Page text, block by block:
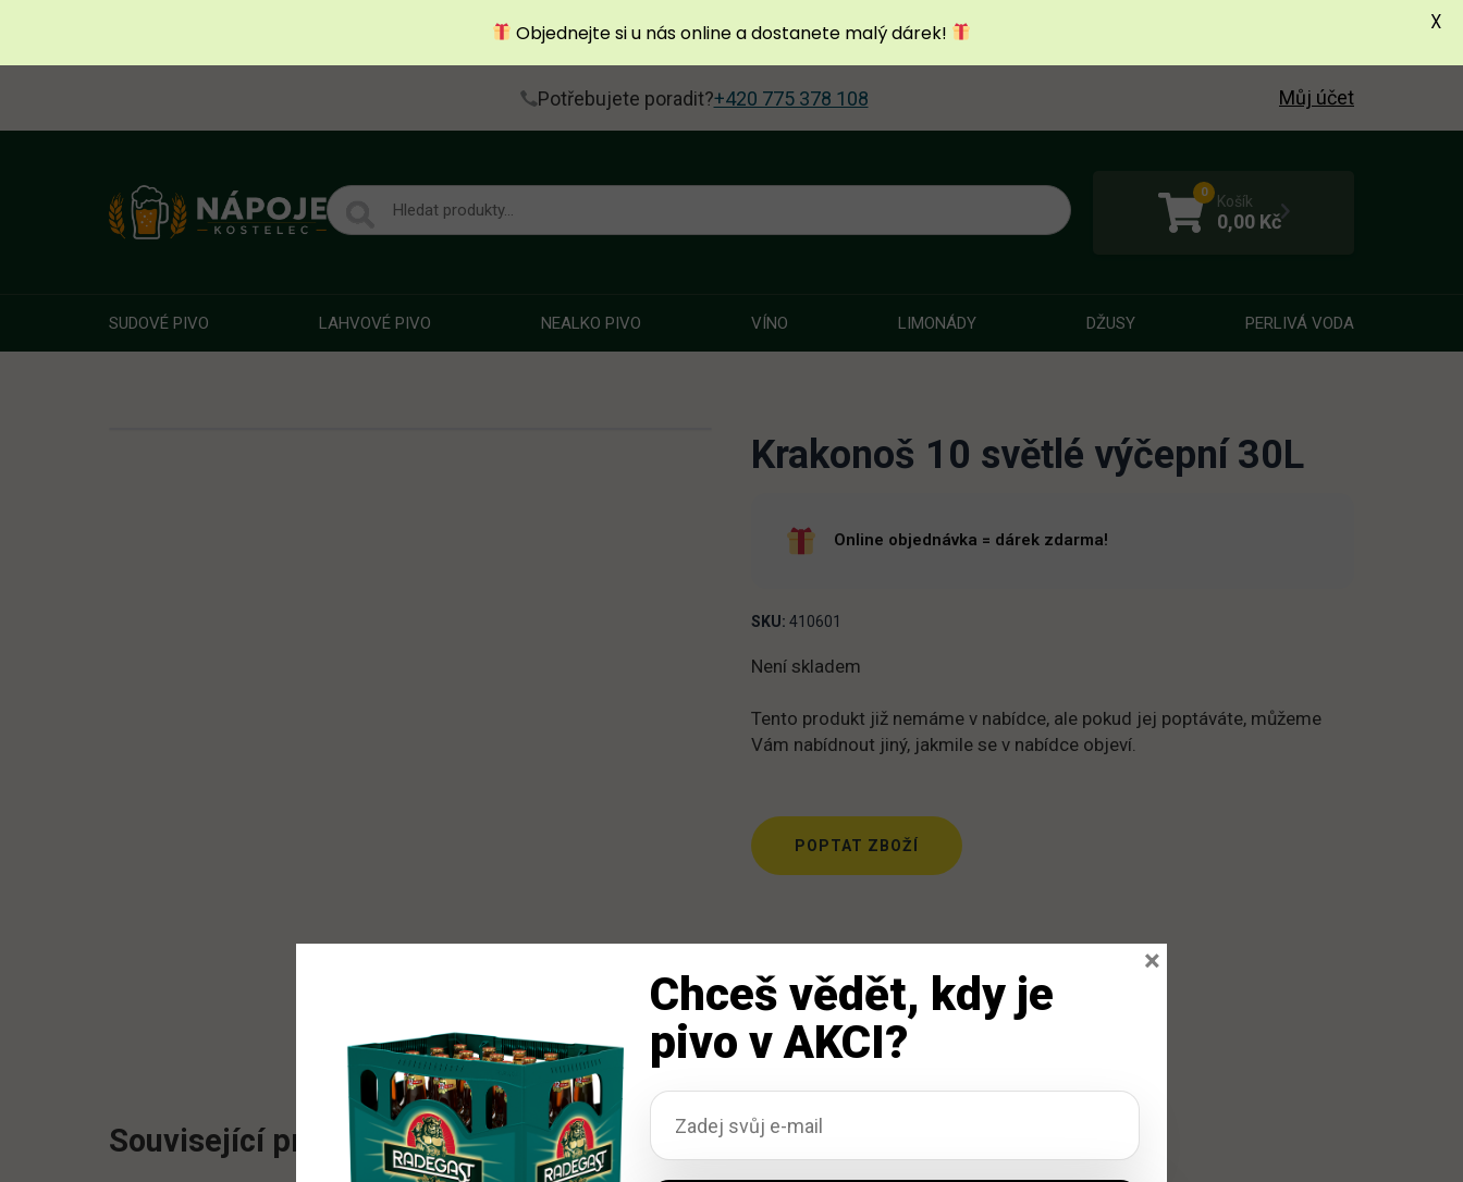
Potřebujete poradit?+420 775 378 108 Můj účet
0 Košík
0,00 Kč
SUDOVÉ PIVO LAHVOVÉ PIVO NEALKO PIVO VÍNO LIMONÁDY DŽUSY PERLIVÁ VODA
Krakonoš 10 světlé výčepní 30L
Online objednávka = dárek zdarma!
SKU: 410601
Není skladem
Tento produkt již nemáme v nabídce, ale pokud jej poptáváte, můžeme
Vám nabídnout jiný, jakmile se v nabídce objeví.
POPTAT ZBOŽÍ
Související produkty
Objednejte si u nás online a dostanete malý dárek! X
Chceš vědět, kdy je
pivo v AKCI?
×